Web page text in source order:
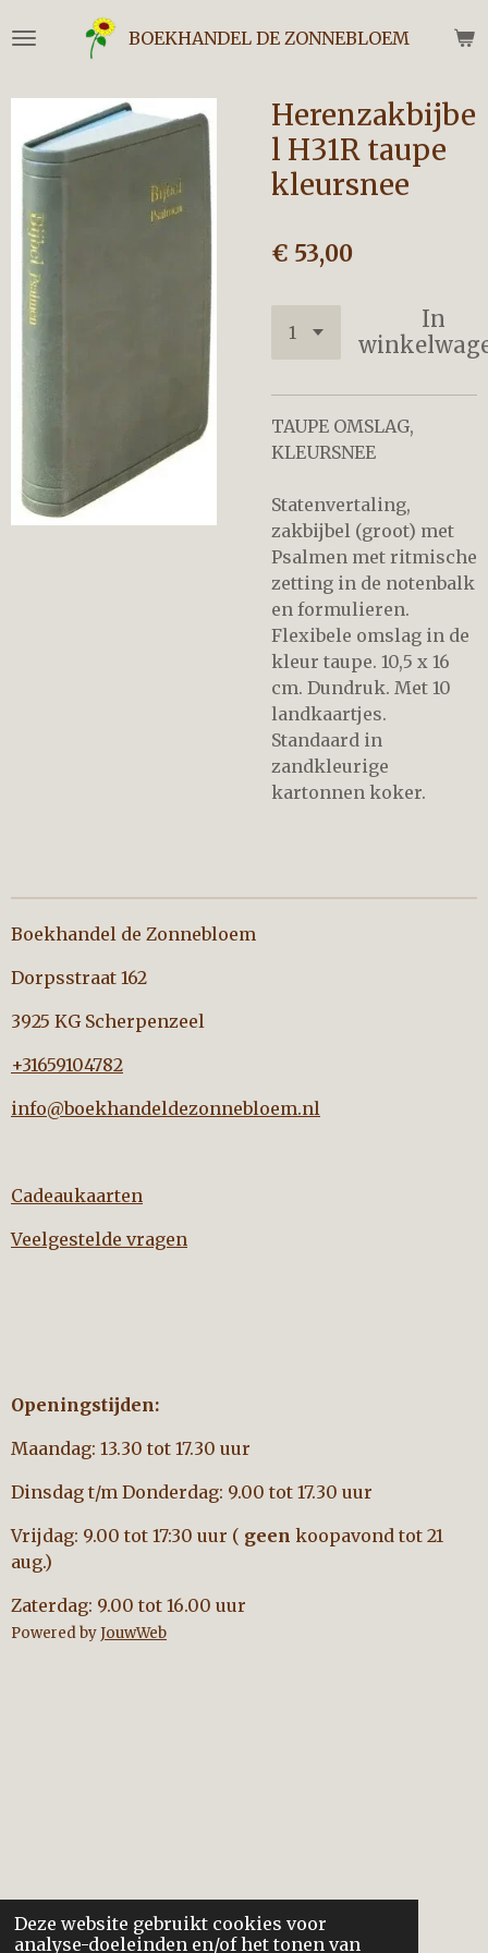
Deze website gebruikt cookies voor
analyse-doeleinden en/of het tonen van
direct
de
hoofdinhoud
BOEKHANDEL DE ZONNEBLOEM
Herenzakbijbe
l H31R taupe
kleursnee
€ 53,00
In
TAUPE OMSLAG,
KLEURSNEE
Statenvertaling,
zakbijbel (groot) met
Psalmen met ritmische
zetting in de notenbalk
en formulieren.
Flexibele omslag in de
kleur taupe. 10,5 x 16
cm. Dundruk. Met 10
landkaartjes.
Standaard in
zandkleurige
kartonnen koker.
Boekhandel de Zonnebloem
Dorpsstraat 162
3925 KG Scherpenzeel
+31659104782
info@boekhandeldezonnebloem.nl
Cadeaukaarten
Veelgestelde vragen
Openingstijden:
Maandag: 13.30 tot 17.30 uur
Dinsdag t/m Donderdag: 9.00 tot 17.30 uur
Vrijdag: 9.00 tot 17:30 uur ( geen koopavond tot 21
aug.)
Zaterdag: 9.00 tot 16.00 uur
Powered byJouwWeb